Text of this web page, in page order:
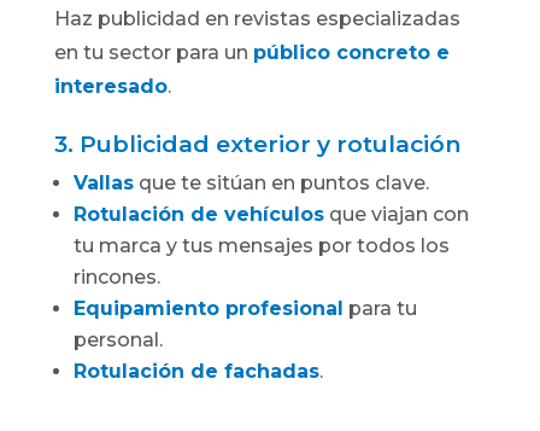
Haz publicidad en revistas especializadas
en tu sector para un público concreto e
interesado.
3. Publicidad exterior y rotulación
Vallas que te sitúan en puntos clave.
Rotulación de vehículosque viajan con
tu marca y tus mensajes por todos los
rincones.
Equipamiento profesional para tu
personal.
Rotulación de fachadas.